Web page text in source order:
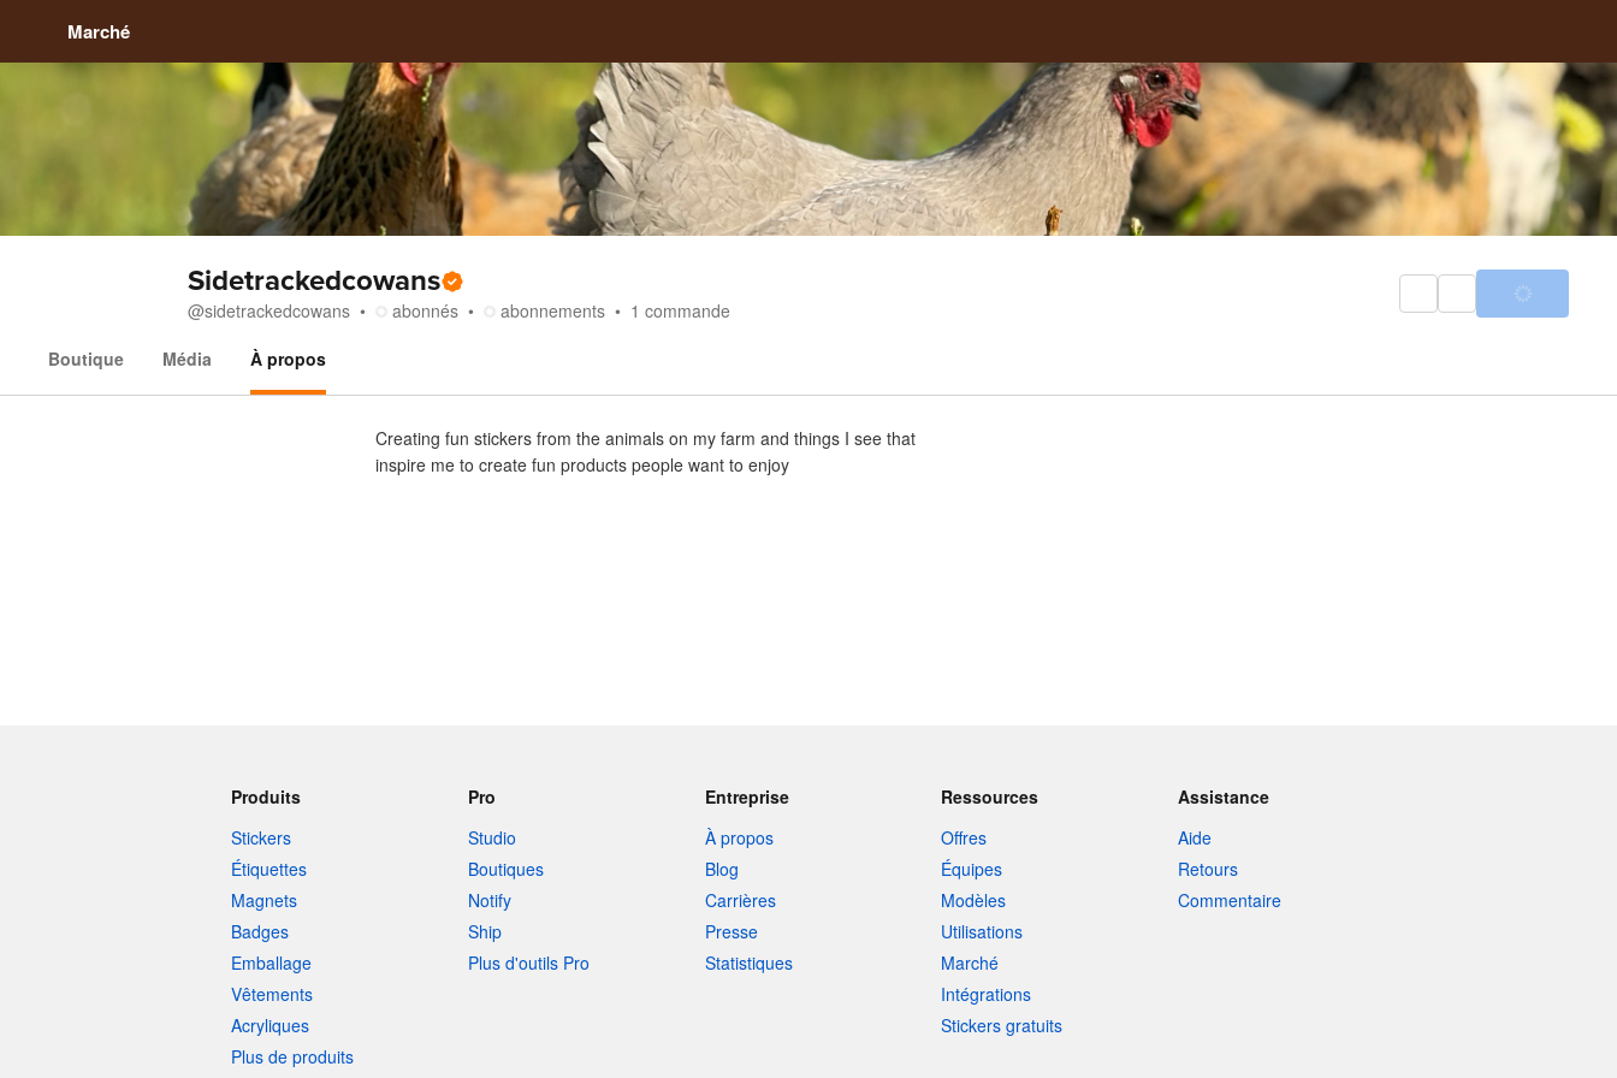
Marché
Sidetrackedcowans
@sidetrackedcowans abonnés abonnements 1 commande
Boutique
Média À propos
Creating fun stickers from the animals on my farm and things I see that
inspire me to create fun products people want to enjoy
Produits
Stickers
Étiquettes
Magnets
Badges
Emballage
Vêtements
Acryliques
Plus de produits
Pro
Studio
Boutiques
Notify
Ship
Plus d'outils Pro
Entreprise
À propos
Blog
Carrières
Presse
Statistiques
Ressources
Offres
Équipes
Modèles
Utilisations
Marché
Intégrations
Stickers gratuits
Assistance
Aide
Retours
Commentaire